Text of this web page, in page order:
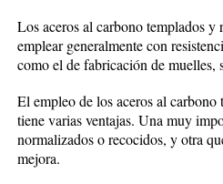
Los aceros al carbono templados y
emplear generalmente con
como el de fabricación de muelles,
El empleo de los aceros al carbono
tiene varias ventajas. Una muy
normalizados o recocidos, y otra
mejora.